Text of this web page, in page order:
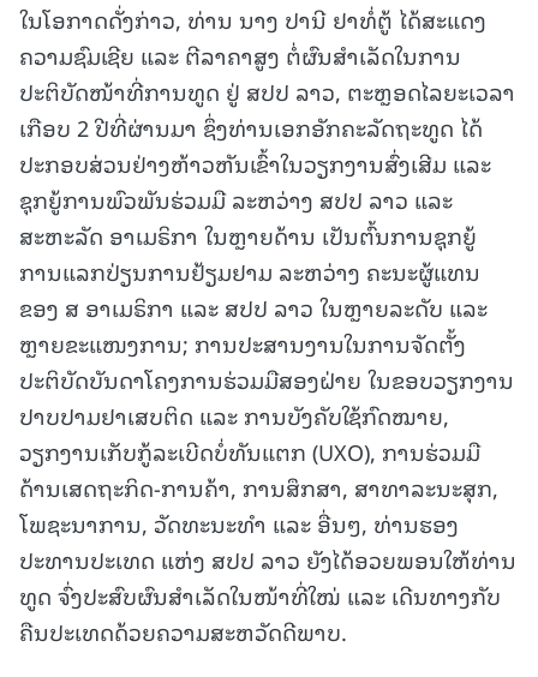
ໃນໂອກາດດັ່ງກ່າວ, ທ່ານ ນາງ ປານີ ຢາທໍ່ຕູ້ ໄດ້ສະແດງ
ຄວາມຊົມເຊີຍ ແລະ ຕີລາຄາສູງ ຕໍ່ຜົນສໍາເລັດໃນການ
ປະຕິບັດໜ້າທີ່ການທູດ ຢູ່ ສປປ ລາວ, ຕະຫຼອດໄລຍະເວລາ
ເກືອບ 2 ປີທີ່ຜ່ານມາ ຊຶ່ງທ່ານເອກອັກຄະລັດຖະທູດ ໄດ້
ປະກອບສ່ວນຢ່າງຫ້າວຫັນເຂົ້າໃນວຽກງານສົ່ງເສີມ ແລະ
ຊຸກຍູ້ການພົວພັນຮ່ວມມື ລະຫວ່າງ ສປປ ລາວ ແລະ
ສະຫະລັດ ອາເມຣິກາ ໃນຫຼາຍດ້ານ ເປັນຕົ້ນການຊຸກຍູ້
ການແລກປ່ຽນການຢ້ຽມຢາມ ລະຫວ່າງ ຄະນະຜູ້ແທນ
ຂອງ ສ ອາເມຣິກາ ແລະ ສປປ ລາວ ໃນຫຼາຍລະດັບ ແລະ
ຫຼາຍຂະແໜງການ; ການປະສານງານໃນການຈັດຕັ້ງ
ປະຕິບັດບັນດາໂຄງການຮ່ວມມືສອງຝ່າຍ ໃນຂອບວຽກງານ
ປາບປາມຢາເສບຕິດ ແລະ ການບັງຄັບໃຊ້ກົດໝາຍ,
ວຽກງານເກັບກູ້ລະເບີດບໍ່ທັນແຕກ (UXO), ການຮ່ວມມື
ດ້ານເສດຖະກິດ-ການຄ້າ, ການສຶກສາ, ສາທາລະນະສຸກ,
ໂພຊະນາການ, ວັດທະນະທໍາ ແລະ ອື່ນໆ, ທ່ານຮອງ
ປະທານປະເທດ ແຫ່ງ ສປປ ລາວ ຍັງໄດ້ອວຍພອນໃຫ້ທ່ານ
ທູດ ຈົ່ງປະສົບຜົນສຳເລັດໃນໜ້າທີ່ໃໝ່ ແລະ ເດີນທາງກັບ
ຄືນປະເທດດ້ວຍຄວາມສະຫວັດດີພາບ.